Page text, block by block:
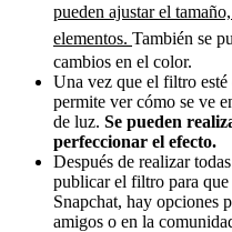
pueden ajustar el
elementos. También se
cambios en el color.
Una vez que el filtro
permite ver cómo se ve
de luz. Se pueden
perfeccionar el efecto.
Después de realizar
publicar el filtro para
Snapchat, hay opciones
amigos o en la